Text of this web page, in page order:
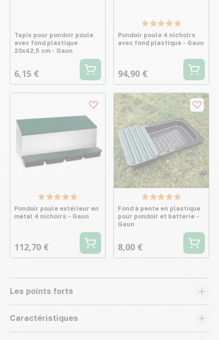
Tapis pour pondoir poule
avec fond plastique
20x42,5 cm - Gaun
6,15 €
Pondoir poule 4 nichoirs
avec fond plastique - Gaun
94,90 €
Pondoir poule extérieur en
métal 4 nichoirs - Gaun
112,70 €
Fond à pente en plastique
pour pondoir et batterie -
Gaun
8,00 €
Les points forts
Caractéristiques